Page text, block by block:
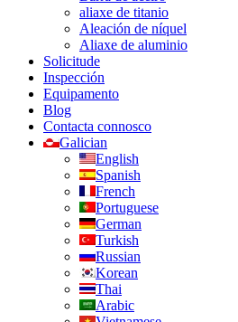
aliaxe de titanio
Aleación de níquel
Aliaxe de aluminio
Solicitude
Inspección
Equipamento
Blog
Contacta connosco
Galician
English
Spanish
French
Portuguese
German
Turkish
Russian
Korean
Thai
Arabic